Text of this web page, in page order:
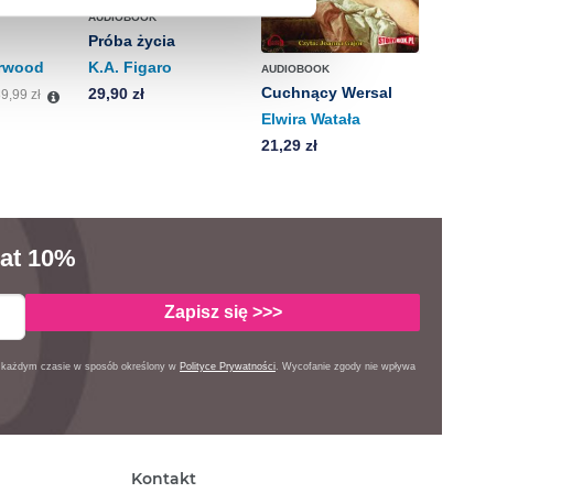
zł
AUDIOBOOK
Próba życia
K.A. Figaro
29,90 zł
AUDIOBOOK
Cuchnący Wersal
Elwira Watała
21,29 zł
10%
Zapisz się >>>
czasie w sposób określony w Polityce Prywatności. Wycofanie zgody nie wpływa
Kontakt